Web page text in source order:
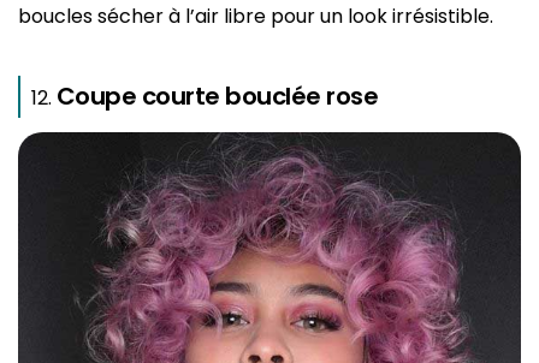
boucles sécher à l’air libre pour un look irrésistible.
Coupe courte bouclée rose